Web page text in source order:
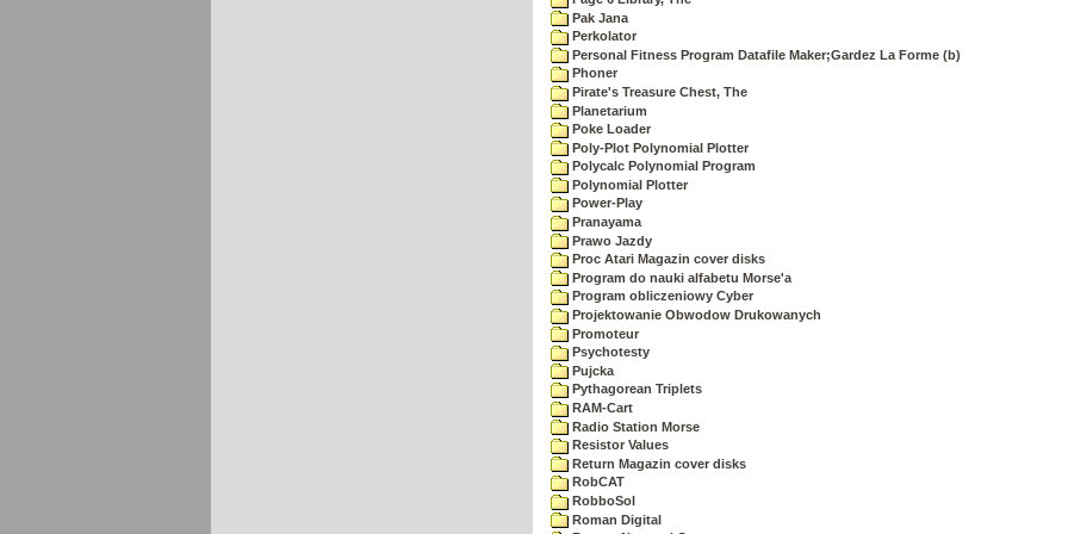
Pak Jana
Perkolator
Personal Fitness Program Datafile Maker;Gardez La Forme (b)
Phoner
Pirate's Treasure Chest, The
Planetarium
Poke Loader
Poly-Plot Polynomial Plotter
Polycalc Polynomial Program
Polynomial Plotter
Power-Play
Pranayama
Prawo Jazdy
Proc Atari Magazin cover disks
Program do nauki alfabetu Morse'a
Program obliczeniowy Cyber
Projektowanie Obwodow Drukowanych
Promoteur
Psychotesty
Pujcka
Pythagorean Triplets
RAM-Cart
Radio Station Morse
Resistor Values
Return Magazin cover disks
RobCAT
RobboSol
Roman Digital